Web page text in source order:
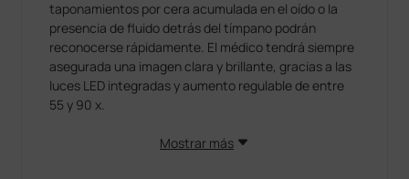
taponamientos por cera acumulada en el oído o la
presencia de fluido detrás del tímpano podrán
reconocerse rápidamente. El médico tendrá siempre
asegurada una imagen clara y brillante, gracias a las
luces LED integradas y aumento regulable de entre
55 y 90 x.
El EarScope Pneumatic (MEDL4EP) es una solución
Mostrar más